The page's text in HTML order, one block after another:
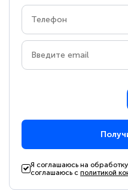
Я соглашаюсь на
соглашаюсь сполитикой